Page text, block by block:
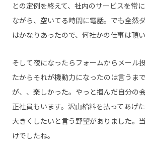
との定例を終えて、社内のサービスを常
ながら、空いてる時間に電話。でも全然
はかなりあったので、何社かの仕事は頂
そして夜になったらフォームからメール
たからそれが機動力になったのは言うま
が、、楽しかった。やっと掴んだ自分の
正社員もいます。沢山給料を払ってあげ
大きくしたいと言う野望がありました。
けでしたね。